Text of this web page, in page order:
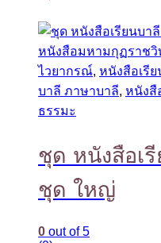
หนังสือมหามกุฏราชวิ
ไวยากรณ์, หนังสือเรี
บาลี ภาษาบาลี, หนังสื
ธรรมะ
ชุด หนังสือเ
ชุด ใหญ่
0 out of 5